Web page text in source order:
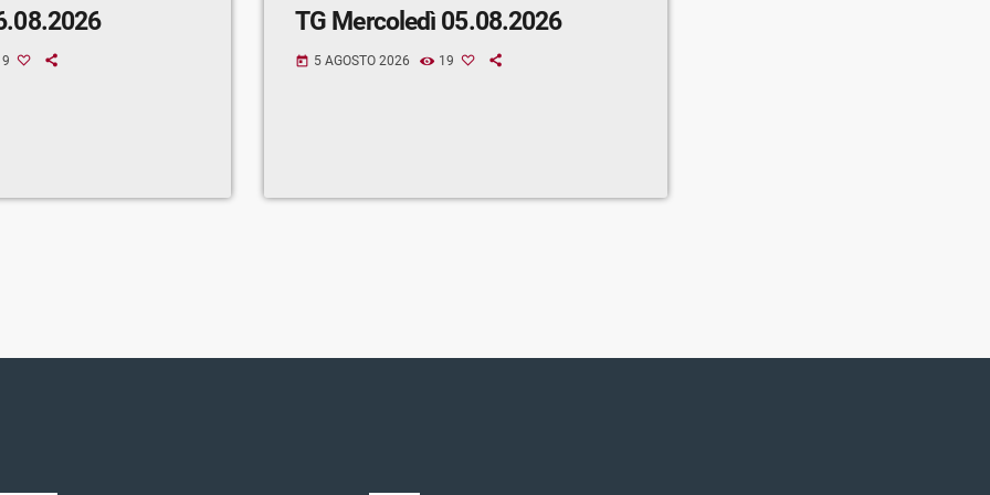
9
TG Mercoledì 05.08.2026
today 5 AGOSTO 2026 19